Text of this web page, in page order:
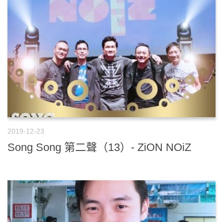
2019-12-23
Song Song 第二聲（13）- ZiON NOiZ